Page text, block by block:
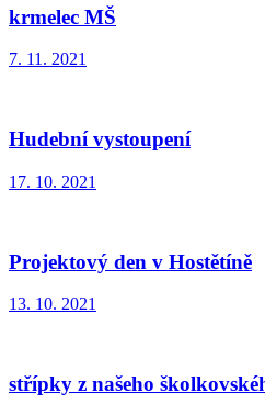
krmelec MŠ
7. 11. 2021
Hudební vystoupení
17. 10. 2021
Projektový den v Hostětíně
13. 10. 2021
střípky z našeho